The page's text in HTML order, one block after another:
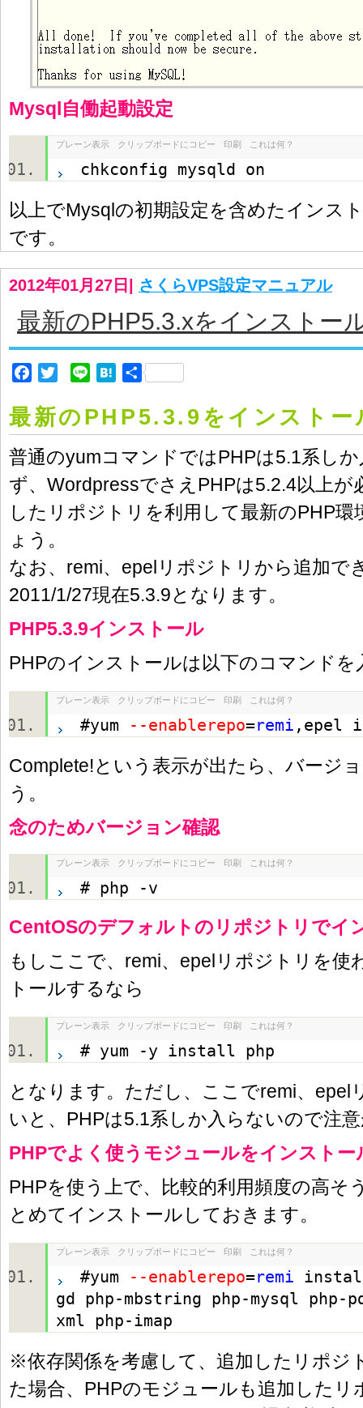
Mysql自働起動設定
プレーン表示 クリップボードにコピー 印刷 これは何？
chkconfig mysqld on
以上でMysqlの初期設定を含めたインス
です。
2012年01月27日 さくらVPS設定マニュアル
最新のPHP5.3.xをインストー
Facebook
Twitter Line Hatena
共
最新のPHP5.3.9をインストー
普通のyumコマンドではPHPは5.1系し
ず、WordpressでさえPHPは5.2.4以上が
したリポジトリを利用して最新のPHP環
ょう。
なお、remi、epelリポジトリから追加で
2011/1/27現在5.3.9となります。
PHP5.3.9インストール
PHPのインストールは以下のコマンドを
プレーン表示 クリップボードにコピー 印刷 これは何？
#yum --enablerepo=remi ,epel
Complete!という表示が出たら、バージ
う。
念のためバージョン確認
プレーン表示 クリップボードにコピー 印刷 これは何？
# php -v
CentOSのデフォルトのリポジトリでイ
もしここで、remi、epelリポジトリを使
トールするなら
プレーン表示 クリップボードにコピー 印刷 これは何？
# yum -y install php
となります。ただし、ここでremi、epel
いと、PHPは5.1系しか入らないので注
PHPでよく使うモジュールをインストー
PHPを使う上で、比較的利用頻度の高そ
とめてインストールしておきます。
プレーン表示 クリップボードにコピー 印刷 これは何？
#yum --enablerepo=remi
gd php-mbstring php-mysql php-
xml php-imap
※依存関係を考慮して、追加したリポジ
た場合、PHPのモジュールも追加したリ